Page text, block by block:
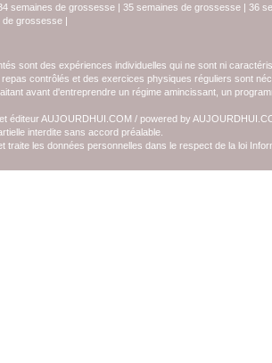
semaines de grossesse | 35 semaines de grossesse | 36
de grossesse |
sont des expériences individuelles qui ne sont ni
contrôlés et des exercices physiques réguliers sont
avant d'entreprendre un régime amincissant, un
éditeur AUJOURDHUI.COM / powered by
interdite sans accord préalable.
traite les données personnelles dans le respect de la loi